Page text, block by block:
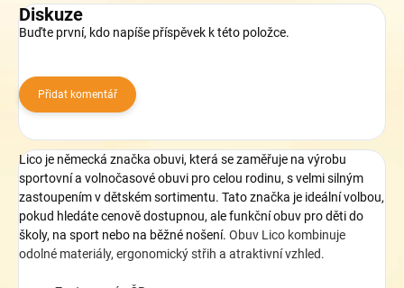
Diskuze
Buďte první, kdo napíše příspěvek k této položce.
Přidat komentář
Lico je německá značka obuvi, která se zaměřuje na výrobu
sportovní a volnočasové obuvi pro celou rodinu, s velmi silným
zastoupením v dětském sortimentu. Tato značka je ideální volbou,
pokud hledáte cenově dostupnou, ale funkční obuv pro děti do
školy, na sport nebo na běžné nošení. Obuv Lico kombinuje
odolné materiály, ergonomický střih a atraktivní vzhled.